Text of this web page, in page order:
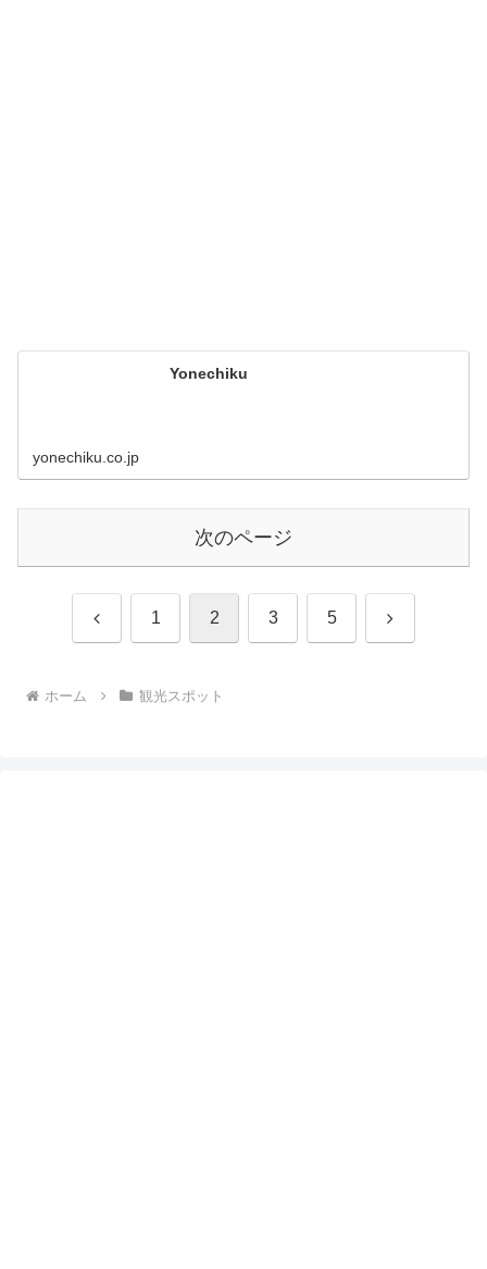
Yonechiku
yonechiku.co.jp
次のページ
前 1 2 3 5 次
ホーム 観光スポット